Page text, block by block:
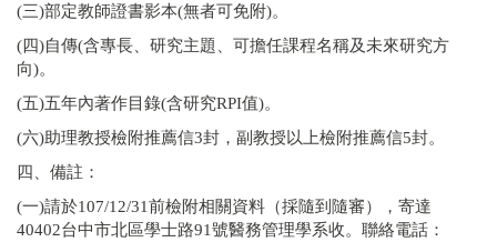
(三)部定教師證書影本(無者可免附)。
(四)自傳(含專長、研究主題、可擔任課程名稱及未來研究方
向)。
(五)五年內著作目錄(含研究RPI值)。
(六)助理教授檢附推薦信3封，副教授以上檢附推薦信5封。
四、備註：
(一)請於107/12/31前檢附相關資料（採隨到隨審），寄達
40402台中市北區學士路91號醫務管理學系收。聯絡電話：